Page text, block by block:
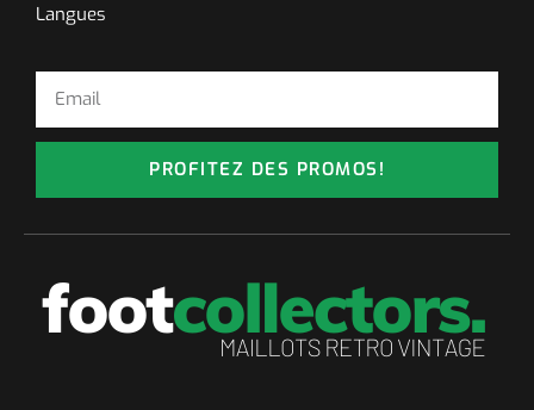
Langues
PROFITEZ DES PROMOS!